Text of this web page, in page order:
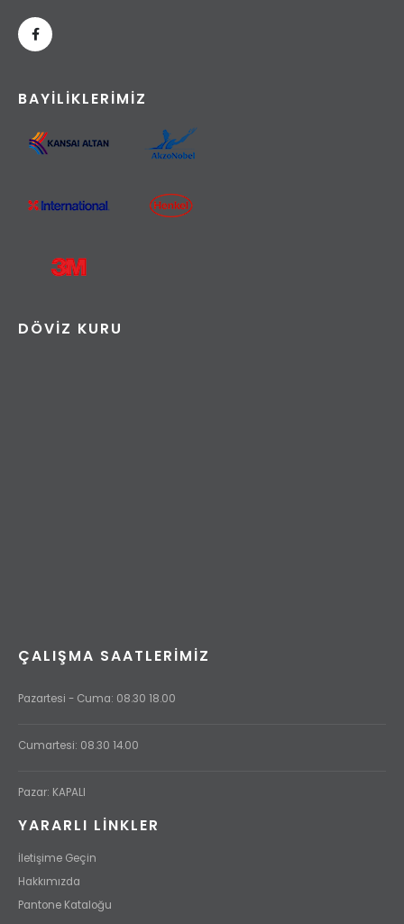
BAYILIKLERIMIZ
DÖVIZ KURU
ÇALIŞMA SAATLERIMIZ
Pazartesi - Cuma: 08.30 18.00
Cumartesi: 08.30 14.00
Pazar: KAPALI
YARARLI LİNKLER
İletişime Geçin
Hakkımızda
Pantone Kataloğu